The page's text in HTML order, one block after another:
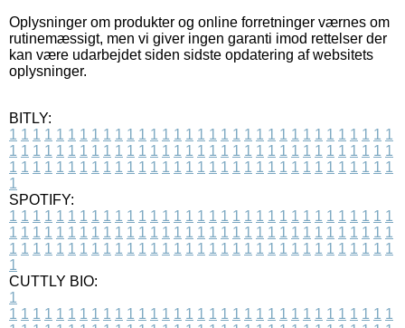
Oplysninger om produkter og online forretninger værnes om
rutinemæssigt, men vi giver ingen garanti imod rettelser der
kan være udarbejdet siden sidste opdatering af websitets
oplysninger.
BITLY:
1 1 1 1 1 1 1 1 1 1 1 1 1 1 1 1 1 1 1 1 1 1 1 1 1 1 1 1 1 1 1 1 1
1 1 1 1 1 1 1 1 1 1 1 1 1 1 1 1 1 1 1 1 1 1 1 1 1 1 1 1 1 1 1 1 1
1 1 1 1 1 1 1 1 1 1 1 1 1 1 1 1 1 1 1 1 1 1 1 1 1 1 1 1 1 1 1 1 1
1
SPOTIFY:
1 1 1 1 1 1 1 1 1 1 1 1 1 1 1 1 1 1 1 1 1 1 1 1 1 1 1 1 1 1 1 1 1
1 1 1 1 1 1 1 1 1 1 1 1 1 1 1 1 1 1 1 1 1 1 1 1 1 1 1 1 1 1 1 1 1
1 1 1 1 1 1 1 1 1 1 1 1 1 1 1 1 1 1 1 1 1 1 1 1 1 1 1 1 1 1 1 1 1
1
CUTTLY BIO:
1
1 1 1 1 1 1 1 1 1 1 1 1 1 1 1 1 1 1 1 1 1 1 1 1 1 1 1 1 1 1 1 1 1